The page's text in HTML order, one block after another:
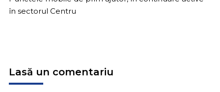
în sectorul Centru
Lasă un comentariu